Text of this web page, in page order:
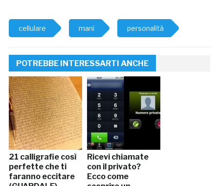
cellulare mani personalità
POTREBBE INTERESSARTI ANCHE
21 calligrafie così
perfette che ti
faranno eccitare
Ricevi chiamate
con il privato?
Ecco come